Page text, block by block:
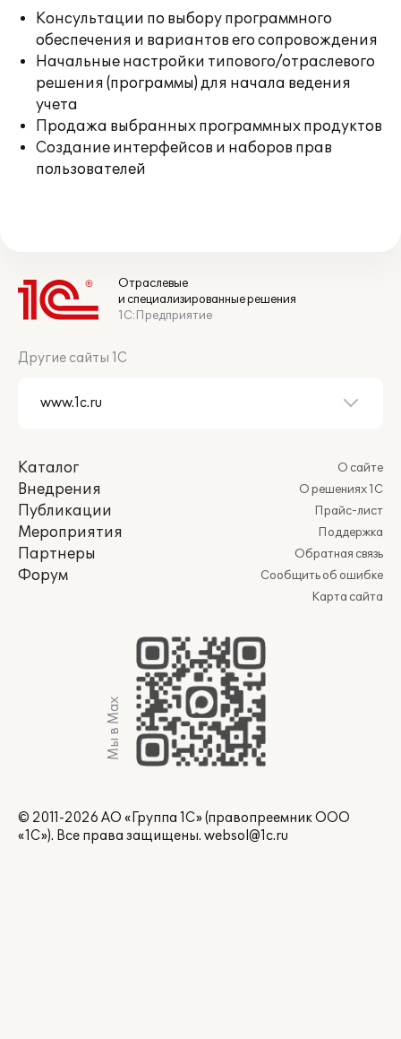
Консультации по выбору программного
обеспечения и вариантов его сопровождения
Начальные настройки типового/отраслевого
решения (программы) для начала ведения
учета
Продажа выбранных программных продуктов
Создание интерфейсов и наборов прав
пользователей
Отраслевые
и специализированные решения
1С:Предприятие
Другие сайты 1С
Каталог
Внедрения
Публикации
Мероприятия
Партнеры
Форум
О сайте
О решениях 1С
Прайс-лист
Поддержка
Обратная связь
Сообщить об ошибке
Карта сайта
Мы в Max
© 2011-2026 АО «Группа 1С» (правопреемник ООО
«1С»). Все права защищены. websol@1c.ru